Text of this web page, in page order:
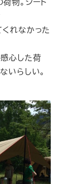
れなかった
心した荷
いらしい。